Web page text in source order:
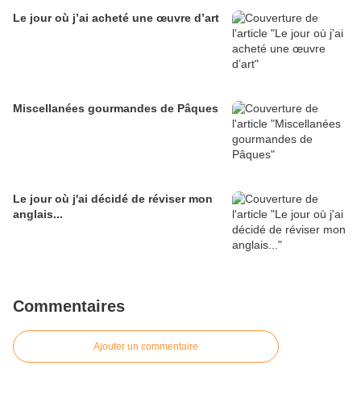
Le jour où j’ai acheté une œuvre d’art
Miscellanées gourmandes de Pâques
Le jour où j'ai décidé de réviser mon
anglais...
Commentaires
Ajouter un commentaire